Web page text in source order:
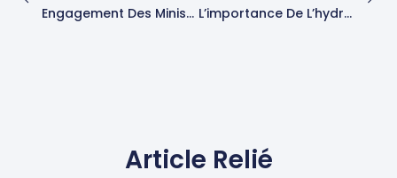
Engagement Des Ministres Européens Pour Encourager Le Sport Auto-Organisé : Un Atout Pour Des Modes De Vie Sains Et Dynamiques.
L’importance De L’hydratation Pour Les Sportifs
Article Relié